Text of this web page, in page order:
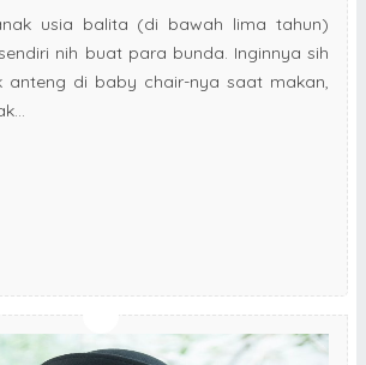
usia balita (di bawah lima tahun)
nih buat para bunda. Inginnya sih
anteng di baby chair-nya saat makan,